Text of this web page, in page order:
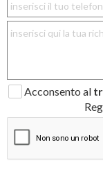
Acconsento al